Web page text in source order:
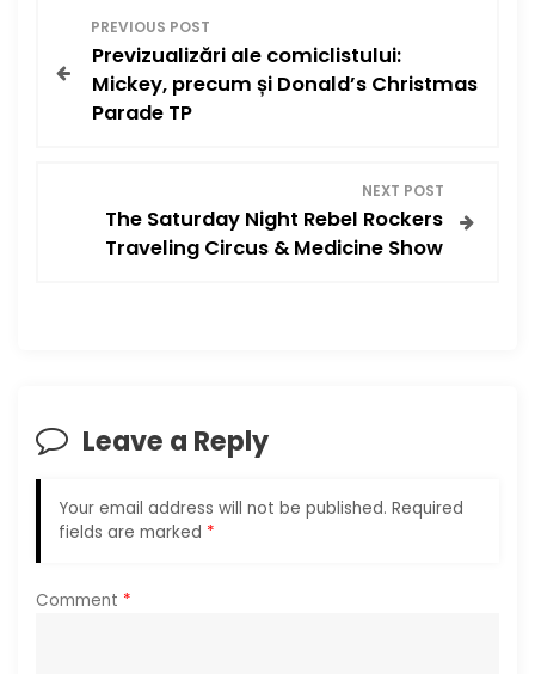
o
g
t
i
PREVIOUS POST
Previzualizări ale comiclistului:
Mickey, precum și Donald’s Christmas
Parade TP
NEXT POST
The Saturday Night Rebel Rockers
Traveling Circus & Medicine Show
Leave a Reply
Your email address will not be published. Required
fields are marked *
Comment *